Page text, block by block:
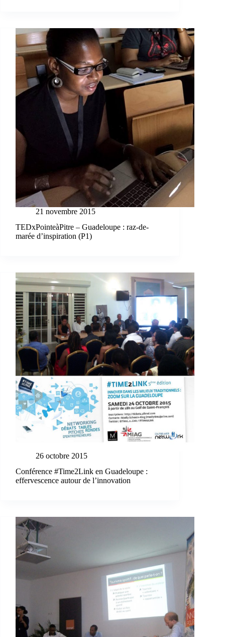
21 novembre 2015
TEDxPointeàPitre – Guadeloupe : raz-de-
marée d’inspiration (P1)
26 octobre 2015
Conférence #Time2Link en Guadeloupe :
effervescence autour de l’innovation